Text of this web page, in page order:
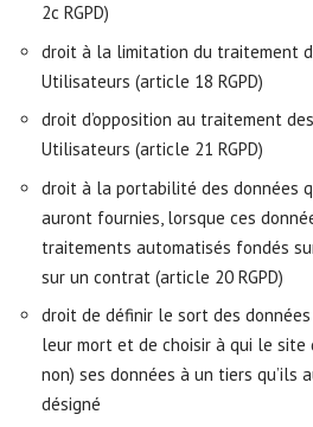
2c RGPD)
droit à la limitation du traitement
Utilisateurs (article 18 RGPD)
droit d’opposition au traitement
Utilisateurs (article 21 RGPD)
droit à la portabilité des données
auront fournies, lorsque ces
traitements automatisés fondés
sur un contrat (article 20 RGPD)
droit de définir le sort des
leur mort et de choisir à qui le site
non) ses données à un tiers qu’ils
désigné